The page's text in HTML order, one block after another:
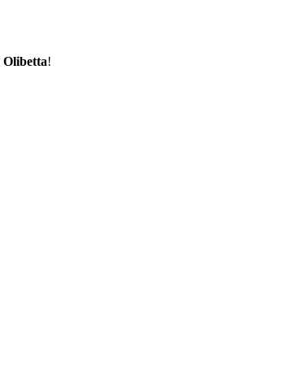
Olibetta!